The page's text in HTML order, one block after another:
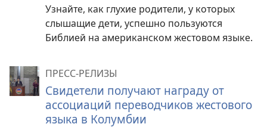
Узнайте, как глухие родители, у которых
слышащие дети, успешно пользуются
Библией на американском жестовом языке.
ПРЕСС-РЕЛИЗЫ
Свидетели получают награду от
ассоциаций переводчиков жестового
языка в Колумбии